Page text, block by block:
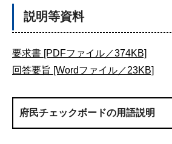
説明等資料
要求書 [PDFファイル／374KB]
回答要旨 [Wordファイル／23KB]
府民チェックボードの用語説明